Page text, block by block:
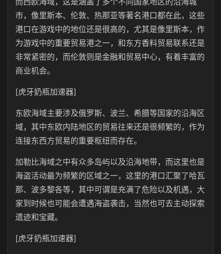
市，像里斯本、伦敦、热那亚等著名港口都在此，这些
港口在游戏中的地位还是很高的，尤其是像里斯本，作
为游戏中的重要贸易港之一，和东方香料贸易联系还是
非常紧密的，而伦敦则是金融和贸易中心，有着丰富的
商业机会。
[虎牙奶瓶加速器]
东欧海域主要涉及俄罗斯、波兰、希腊等国家的沿海区
域，其中东欧内陆地区的贸易往来还是很频繁的，作为
连接东西方贸易的重要枢纽而存在。
加勒比海域之中有众多岛屿以及沿海地带，而这里也是
海盗活动最为频繁的区域之一，这里的港口汇聚了哈瓦
那、波多黎各等，其中可谓是充满了危险以及机遇，大
家到时候也可能会遭遇海盗袭击，当然也可去主动探索
遗迹和宝藏。
[虎牙奶瓶加速器]